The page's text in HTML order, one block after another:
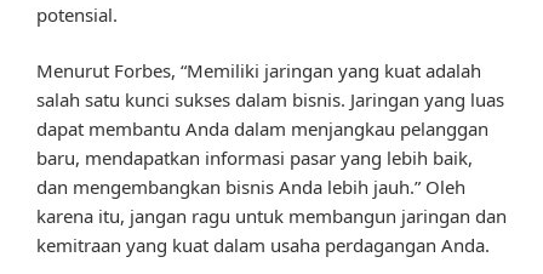
potensial.
Menurut Forbes, “Memiliki jaringan yang kuat adalah
salah satu kunci sukses dalam bisnis. Jaringan yang luas
dapat membantu Anda dalam menjangkau pelanggan
baru, mendapatkan informasi pasar yang lebih baik,
dan mengembangkan bisnis Anda lebih jauh.” Oleh
karena itu, jangan ragu untuk membangun jaringan dan
kemitraan yang kuat dalam usaha perdagangan Anda.